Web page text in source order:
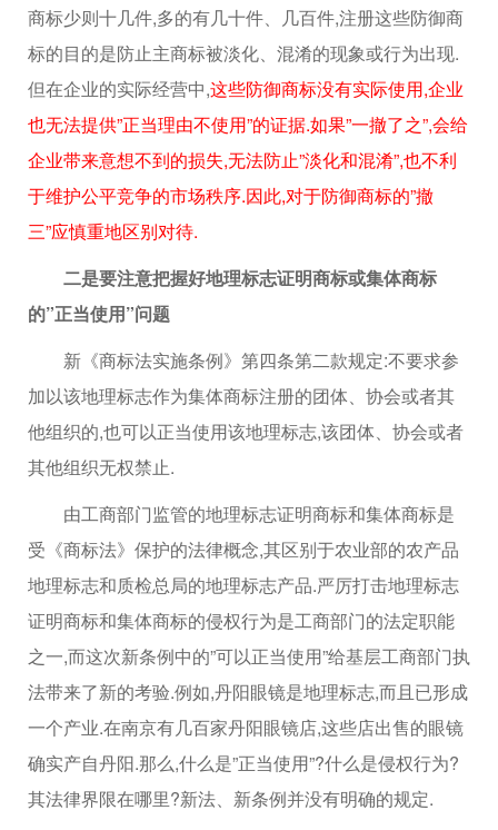
商标少则十几件,多的有几十件、几百件,注册这些防御商
标的目的是防止主商标被淡化、混淆的现象或行为出现.
但在企业的实际经营中,这些防御商标没有实际使用,企业
也无法提供”正当理由不使用”的证据.如果”一撤了之”,会给
企业带来意想不到的损失,无法防止”淡化和混淆”,也不利
于维护公平竞争的市场秩序.因此,对于防御商标的”撤
三”应慎重地区别对待.
二是要注意把握好地理标志证明商标或集体商标
的”正当使用”问题
新《商标法实施条例》第四条第二款规定:不要求参
加以该地理标志作为集体商标注册的团体、协会或者其
他组织的,也可以正当使用该地理标志,该团体、协会或者
其他组织无权禁止.
由工商部门监管的地理标志证明商标和集体商标是
受《商标法》保护的法律概念,其区别于农业部的农产品
地理标志和质检总局的地理标志产品.严厉打击地理标志
证明商标和集体商标的侵权行为是工商部门的法定职能
之一,而这次新条例中的”可以正当使用”给基层工商部门执
法带来了新的考验.例如,丹阳眼镜是地理标志,而且已形成
一个产业.在南京有几百家丹阳眼镜店,这些店出售的眼镜
确实产自丹阳.那么,什么是”正当使用”?什么是侵权行为?
其法律界限在哪里?新法、新条例并没有明确的规定.